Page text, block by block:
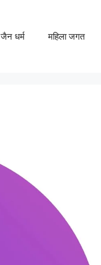
जैन धर्म महिला जगत